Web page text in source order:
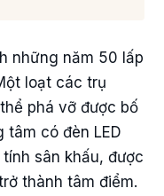
những năm 50 lấp
loạt các trụ
phá vỡ được bố
có đèn LED
sân khấu, được
thành tâm điểm.